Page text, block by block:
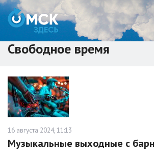
Свободное время
16 августа 2024, 11:13
Музыкальные выходные с